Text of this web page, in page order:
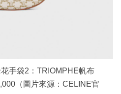
手袋2：TRIOMPHE帆布
（圖片來源：CELINE官